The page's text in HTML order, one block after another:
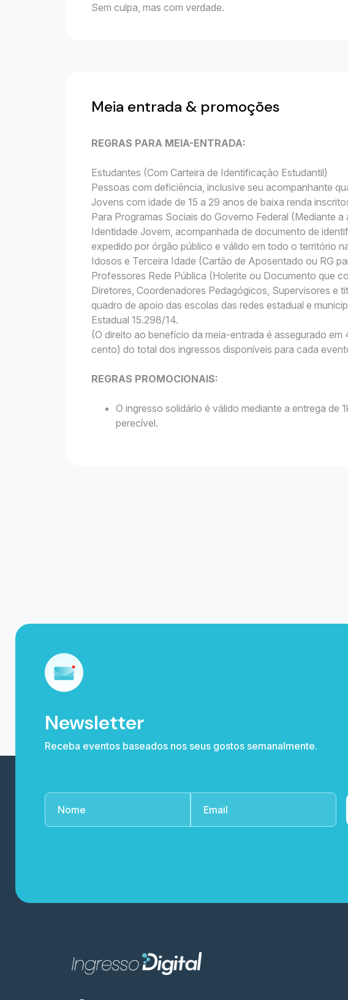
Sem culpa, mas com verdade.
Meia entrada & promoções
REGRAS PARA MEIA-ENTRADA:
Estudantes (Com Carteira de Identificação Estudantil)
Pessoas com deficiência, inclusive seu acompanhante
Jovens com idade de 15 a 29 anos de baixa renda
Para Programas Sociais do Governo Federal (Mediante a
Identidade Jovem, acompanhada de documento de
expedido por órgão público e válido em todo o território
Idosos e Terceira Idade (Cartão de Aposentado ou RG
Professores Rede Pública (Holerite ou Documento que
Diretores, Coordenadores Pedagógicos, Supervisores e
quadro de apoio das escolas das redes estadual e
Estadual 15.298/14.
(O direito ao benefício da meia-entrada é assegurado
cento) do total dos ingressos disponíveis para cada
REGRAS PROMOCIONAIS:
O ingresso solidário é válido mediante a entrega de
perecível.
Newsletter
Receba eventos baseados nos seus gostos semanalmente.